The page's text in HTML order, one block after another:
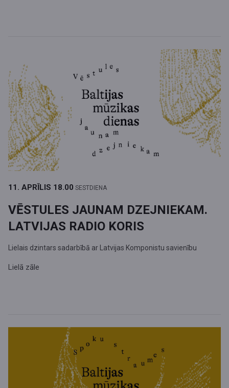
11. APRĪLIS 18.00 SESTDIENA
VĒSTULES JAUNAM DZEJNIEKAM.
LATVIJAS RADIO KORIS
Lielais dzintars sadarbībā ar Latvijas Komponistu savienību
Lielā zāle